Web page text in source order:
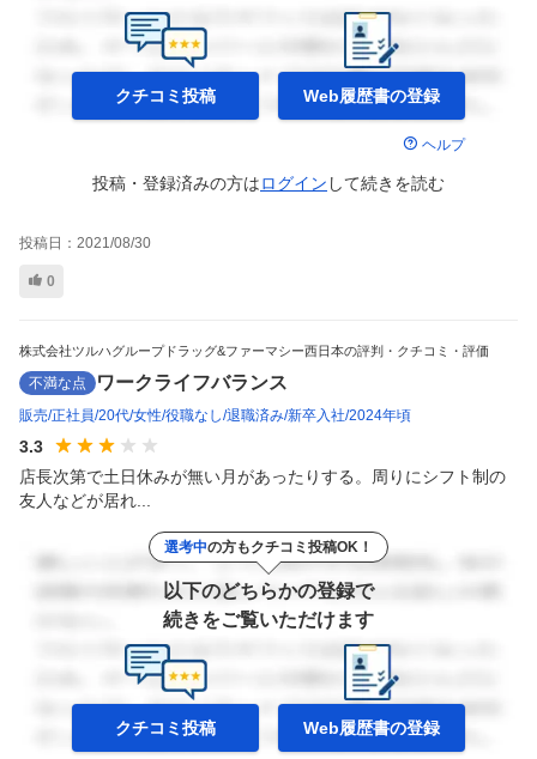
クチコミ投稿 Web履歴書の登録
ヘルプ
投稿・登録済みの方はログイン して続きを読む
投稿日： 2021/08/30
0
株式会社ツルハグループドラッグ&ファーマシー西日本の評判・クチコミ・評価
不満な点 ワークライフバランス
販売 正社員 20代 女性 役職なし 退職済み 新卒入社 2024年頃
3.3
店長次第で土日休みが無い月があったりする。周りにシフト制の
友人などが居れ...
選考中の方もクチコミ投稿OK！
以下のどちらかの登録で
続きをご覧いただけます
クチコミ投稿 Web履歴書の登録